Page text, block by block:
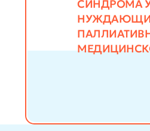
СИНДРОМА